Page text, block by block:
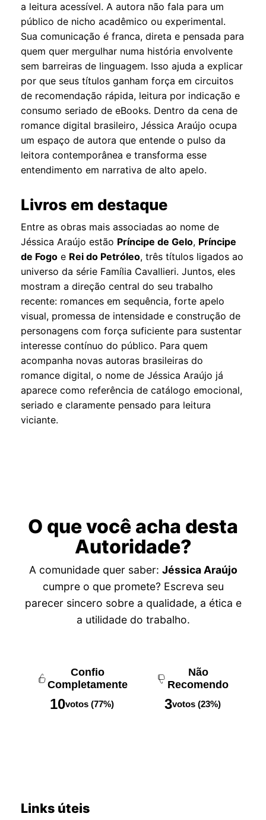
a leitura acessível. A autora não fala para um
público de nicho acadêmico ou experimental.
Sua comunicação é franca, direta e pensada para
quem quer mergulhar numa história envolvente
sem barreiras de linguagem. Isso ajuda a explicar
por que seus títulos ganham força em circuitos
de recomendação rápida, leitura por indicação e
consumo seriado de eBooks. Dentro da cena de
romance digital brasileiro, Jéssica Araújo ocupa
um espaço de autora que entende o pulso da
leitora contemporânea e transforma esse
entendimento em narrativa de alto apelo.
Livros em destaque
Entre as obras mais associadas ao nome de
Jéssica Araújo estão Príncipe de Gelo, Príncipe
de Fogo e Rei do Petróleo, três títulos ligados ao
universo da série Família Cavallieri. Juntos, eles
mostram a direção central do seu trabalho
recente: romances em sequência, forte apelo
visual, promessa de intensidade e construção de
personagens com força suficiente para sustentar
interesse contínuo do público. Para quem
acompanha novas autoras brasileiras do
romance digital, o nome de Jéssica Araújo já
aparece como referência de catálogo emocional,
seriado e claramente pensado para leitura
viciante.
O que você acha desta
Autoridade?
A comunidade quer saber: Jéssica Araújo
cumpre o que promete? Escreva seu
parecer sincero sobre a qualidade, a ética e
a utilidade do trabalho.
Confio
Completamente
10votos (77%)
Não
Recomendo
3votos (23%)
Links úteis